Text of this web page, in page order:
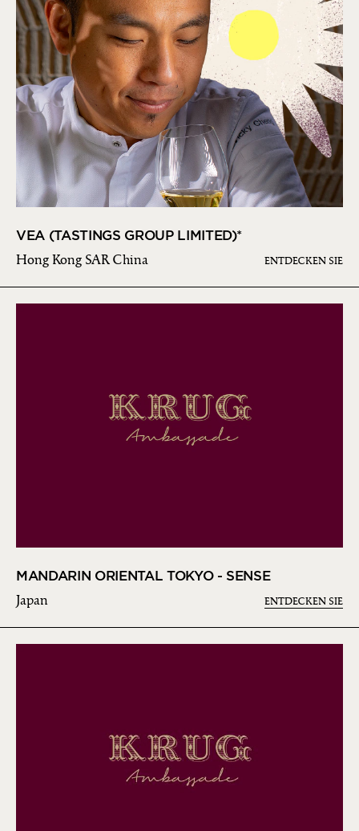
VEA (TASTINGS GROUP LIMITED)*
Hong Kong SAR China ENTDECKEN SIE
MANDARIN ORIENTAL TOKYO - SENSE
Japan ENTDECKEN SIE